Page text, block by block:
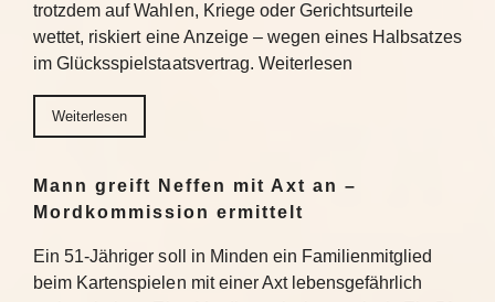
trotzdem auf Wahlen, Kriege oder Gerichtsurteile
wettet, riskiert eine Anzeige – wegen eines Halbsatzes
im Glücksspielstaatsvertrag. Weiterlesen
Weiterlesen
Mann greift Neffen mit Axt an –
Mordkommission ermittelt
Ein 51-Jähriger soll in Minden ein Familienmitglied
beim Kartenspielen mit einer Axt lebensgefährlich